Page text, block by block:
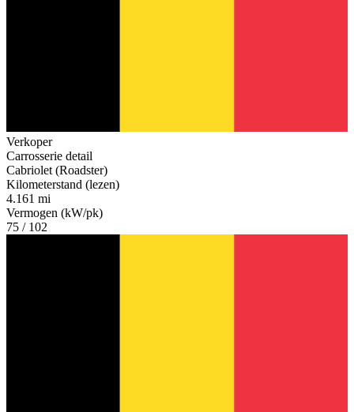
Verkoper
Carrosserie detail
Cabriolet (Roadster)
Kilometerstand (lezen)
4.161 mi
Vermogen (kW/pk)
75 / 102